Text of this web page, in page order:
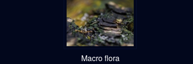
Macro flora